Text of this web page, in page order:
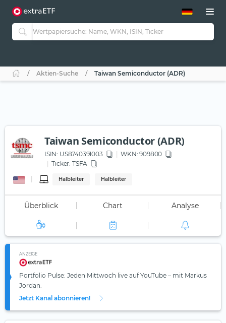
ETF-Guide 2.0
Guide Aktive ETFs
ETF-Sparpläne
Aktien-Suche Taiwan Semiconductor (ADR)
Taiwan Semiconductor (ADR)
ISIN: US8740391003 WKN: 909800
Ticker: TSFA
Halbleiter Halbleiter
Überblick Chart Analyse
ANZEIGE
Portfolio Pulse: Jeden Mittwoch live auf YouTube – mit Markus
Jordan.
Jetzt Kanal abonnieren!